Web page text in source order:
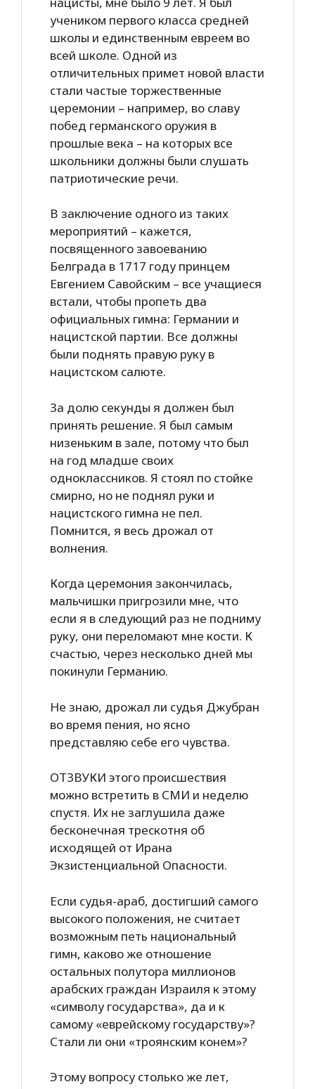
учеником первого класса средней
школы и единственным евреем во
всей школе. Одной из
отличительных примет новой власти
стали частые торжественные
церемонии – например, во славу
побед германского оружия в
прошлые века – на которых все
школьники должны были слушать
патриотические речи.
В заключение одного из таких
мероприятий – кажется,
посвященного завоеванию
Белграда в 1717 году принцем
Евгением Савойским – все учащиеся
встали, чтобы пропеть два
официальных гимна: Германии и
нацистской партии. Все должны
были поднять правую руку в
нацистском салюте.
За долю секунды я должен был
принять решение. Я был самым
низеньким в зале, потому что был
на год младше своих
одноклассников. Я стоял по стойке
смирно, но не поднял руки и
нацистского гимна не пел.
Помнится, я весь дрожал от
волнения.
Когда церемония закончилась,
мальчишки пригрозили мне, что
если я в следующий раз не подниму
руку, они переломают мне кости. К
счастью, через несколько дней мы
покинули Германию.
Не знаю, дрожал ли судья Джубран
во время пения, но ясно
представляю себе его чувства.
ОТЗВУКИ этого происшествия
можно встретить в СМИ и неделю
спустя. Их не заглушила даже
бесконечная трескотня об
исходящей от Ирана
Экзистенциальной Опасности.
Если судья-араб, достигший самого
высокого положения, не считает
возможным петь национальный
гимн, каково же отношение
остальных полутора миллионов
арабских граждан Израиля к этому
«символу государства», да и к
самому «еврейскому государству»?
Стали ли они «троянским конем»?
Этому вопросу столько же лет,